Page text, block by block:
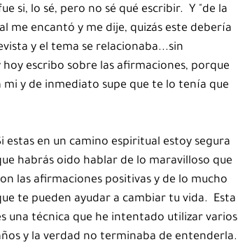
si, lo sé, pero no sé qué escribir.  Y "de la
me encantó y me dije, quizás este debería
y el tema se relacionaba...sin
escribo sobre las afirmaciones, porque
y de inmediato supe que te lo tenía que
estas en un camino espiritual estoy segura
habrás oido hablar de lo maravilloso que
las afirmaciones positivas y de lo mucho
te pueden ayudar a cambiar tu vida.  Esta
una técnica que he intentado utilizar varios
y la verdad no terminaba de entenderla.